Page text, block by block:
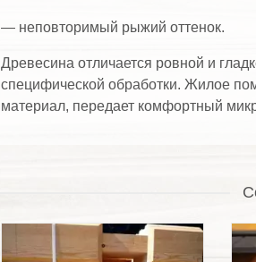
— неповторимый рыжий оттенок.
Древесина отличается ровной и
специфической обработки. Жилое
материал, передает комфортный